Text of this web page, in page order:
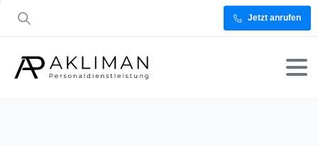
Jetzt anrufen